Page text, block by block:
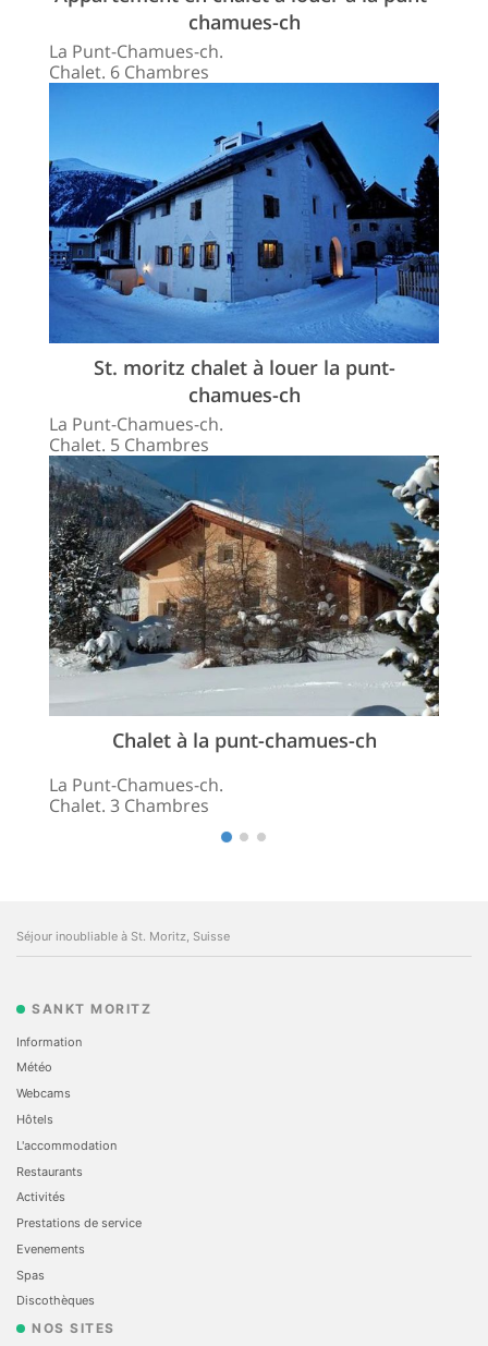
chamues-ch
La Punt-Chamues-ch.
Chalet. 6 Chambres
St. moritz chalet à louer la punt-
chamues-ch
La Punt-Chamues-ch.
Chalet. 5 Chambres
Chalet à la punt-chamues-ch
La Punt-Chamues-ch.
Chalet. 3 Chambres
Séjour inoubliable à St. Moritz, Suisse
SANKT MORITZ
Information
Météo
Webcams
Hôtels
L'accommodation
Restaurants
Activités
Prestations de service
Evеnements
Spas
Discothèques
NOS SITES